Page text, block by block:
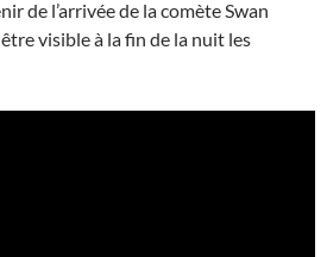
de l’arrivée de la comète Swan
visible à la fin de la nuit les